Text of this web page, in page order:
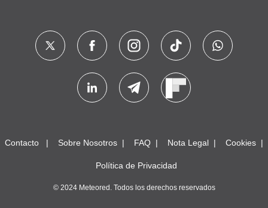
Contacto Sobre Nosotros FAQ Nota Legal Cookies
Política de Privacidad
© 2024 Meteored. Todos los derechos reservados